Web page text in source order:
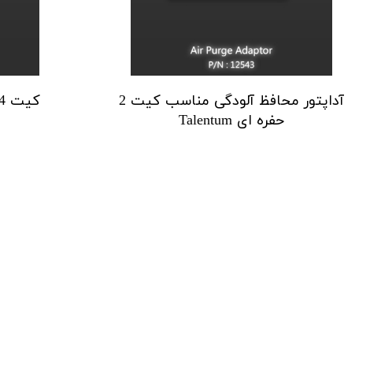
آداپتور محافظ آلودگی مناسب کیت 2
حفره ای Talentum